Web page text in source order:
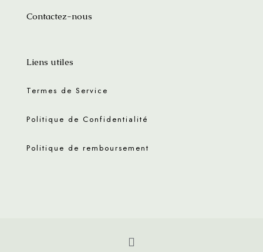
Contactez-nous
Liens utiles
Termes de Service
Politique de Confidentialité
Politique de remboursement